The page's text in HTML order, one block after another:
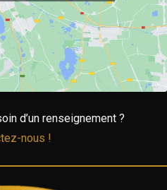
d’un renseignement ?
nous !